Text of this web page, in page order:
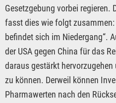
Gesetzgebung vorbei regieren.
fasst dies wie folgt zusammen:
befindet sich im Niedergang“.
der USA gegen China für das
daraus gestärkt
zu können. Derweil können
Pharmawerten nach den